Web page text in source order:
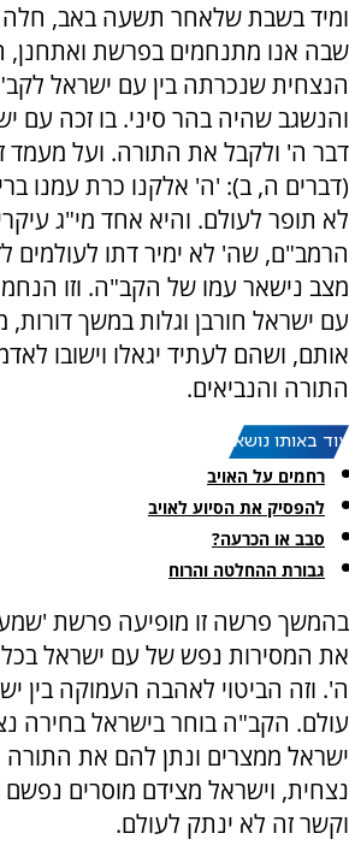
ומיד בשבת שלאחר תשעה באב,
שבה אנו מתנחמים בפרשת ואתחנן,
הנצחית שנכרתה בין עם ישראל
והנשגב שהיה בהר סיני. בו זכה עם
דבר ה' ולקבל את התורה. ועל מעמד
(דברים ה, ב): 'ה' אלקנו כרת עמנו
לא תופר לעולם. והיא אחד מי"ג
הרמב"ם, שה' לא ימיר דתו לעולמים
מצב נישאר עמו של הקב"ה. וזו
עם ישראל חורבן וגלות במשך
אותם, ושהם לעתיד יגאלו וישובו
התורה והנביאים.
עוד באותו נושא:
רחמים על האויב
להפסיק את הסיוע לאויב
סבב או הכרעה?
גבורת ההחלטה והרוח
בהמשך פרשה זו מופיעה פרשת
את המסירות נפש של עם ישראל בכל
ה'. וזה הביטוי לאהבה העמוקה בין
עולם. הקב"ה בוחר בישראל בחירה
ישראל ממצרים ונתן להם את התורה
נצחית, וישראל מצידם מוסרים
וקשר זה לא ינתק לעולם.